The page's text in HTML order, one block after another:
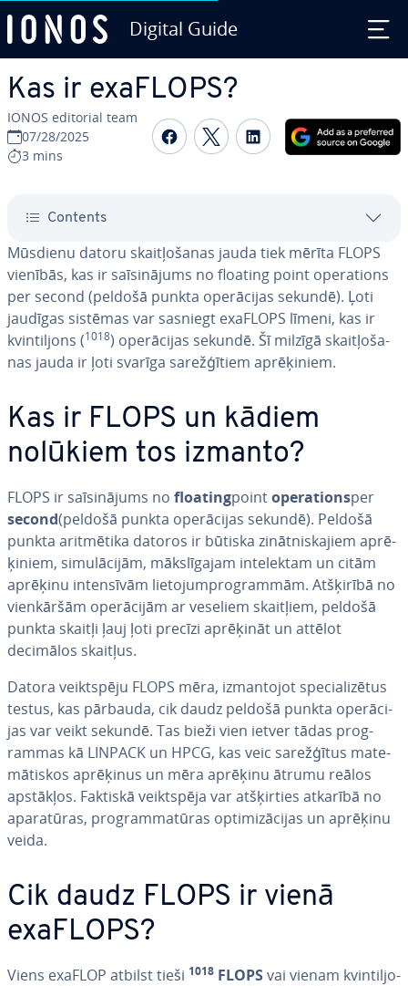
Digital Guide
Kas ir exaFLOPS?
IONOS editorial team
07/28/2025
3 mins
Share on Facebook
Share on Twitter
Share on
Contents
Mūsdienu datoru skait­ļo­ša­nas jauda tiek mērīta FLOPS
vienībās, kas ir sa­īsi­nā­jums no floating point ope­ra­tions
per second (peldošā punkta ope­rā­ci­jas sekundē). Ļoti
jaudīgas sistēmas var sasniegt exaFLOPS līmeni, kas ir
kvin­til­jons (1018) ope­rā­ci­jas sekundē. Šī milzīgā skait­ļo­ša­
nas jauda ir ļoti svarīga sa­rež­ģī­tiem ap­rē­ķi­niem.
Kas ir FLOPS un kādiem
nolūkiem tos izmanto?
FLOPS ir sa­īsi­nā­jums no floatingpointope­ra­tionsper
second(peldošā punkta ope­rā­ci­jas sekundē). Peldošā
punkta arit­mē­ti­ka datoros ir būtiska zi­nāt­nis­ka­jiem ap­rē­
ķi­niem, si­mu­lā­ci­jām, māk­slī­ga­jam in­te­lek­tam un citām
aprēķinu in­ten­sī­vām lie­to­jum­prog­ram­mām. Atšķirībā no
vien­kār­šām ope­rā­ci­jām ar veseliem skaitļiem, peldošā
punkta skaitļi ļauj ļoti precīzi aprēķināt un attēlot
decimālos skaitļus.
Datora veikt­spē­ju FLOPS mēra, iz­man­to­jot spe­cia­li­zē­tus
testus, kas pārbauda, cik daudz peldošā punkta ope­rā­ci­
jas var veikt sekundē. Tas bieži vien ietver tādas prog­
ram­mas kā LINPACK un HPCG, kas veic sa­rež­ģī­tus ma­te­
mā­tis­kos aprēķinus un mēra aprēķinu ātrumu reālos
apstākļos. Faktiskā veikt­spē­ja var at­šķir­ties atkarībā no
ap­ara­tū­ras, prog­ram­ma­tū­ras op­ti­mi­zā­ci­jas un aprēķinu
veida.
Cik daudz FLOPS ir vienā
exaFLOPS?
Viens exaFLOP atbilst tieši 1018 FLOPSvai vienam kvin­til­jo­